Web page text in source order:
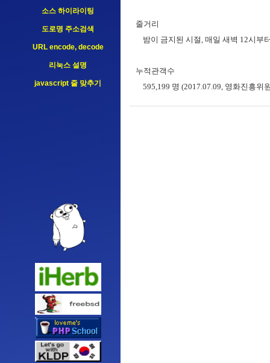
소스 하이라이팅
도로명 주소검색
URL encode, decode
리눅스 설명
javascript 줄 맞추기
줄거리
밤이 금지된 시절, 매일 새벽 12시부
누적관객수
595,199 명 (2017.07.09, 영화진흥위